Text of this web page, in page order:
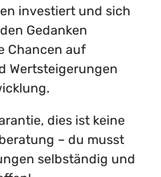
investiert und sich
Gedanken
Chancen auf
Wertsteigerungen
dies ist keine
– du musst
selbständig und